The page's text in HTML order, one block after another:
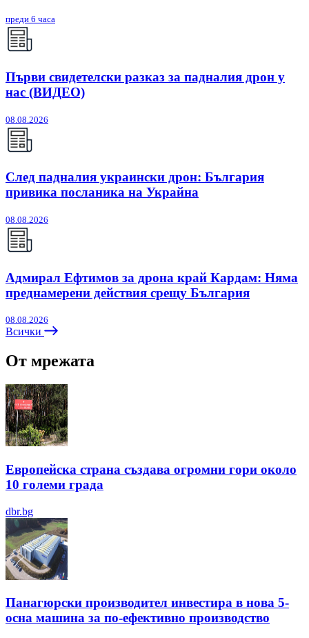
преди 6 часа
Първи свидетелски разказ за падналия дрон у
нас (ВИДЕО)
08.08.2026
След падналия украински дрон: България
привика посланика на Украйна
08.08.2026
Адмирал Ефтимов за дрона край Кардам: Няма
преднамерени действия срещу България
08.08.2026
Всички
От мрежата
Европейска страна създава огромни гори около
10 големи града
dbr.bg
Панагюрски производител инвестира в нова 5-
осна машина за по-ефективно производство